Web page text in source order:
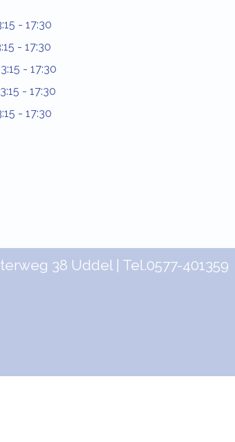
- 17:30
- 17:30
- 17:30
- 17:30
- 17:30
38 Uddel Tel.0577-401359